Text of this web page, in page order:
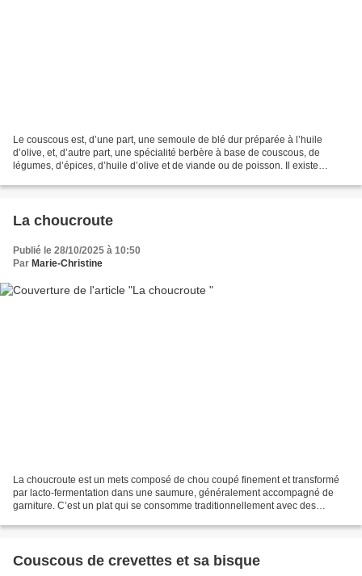
Le couscous est, d’une part, une semoule de blé dur préparée à l’huile
d’olive, et, d’autre part, une spécialité berbère à base de couscous, de
légumes, d’épices, d’huile d’olive et de viande ou de poisson. Il existe
La choucroute
Publié le 28/10/2025 à 10:50
Par Marie-Christine
La choucroute est un mets composé de chou coupé finement et transformé
par lacto-fermentation dans une saumure, généralement accompagné de
garniture. C’est un plat qui se consomme traditionnellement avec des
Couscous de crevettes et sa bisque